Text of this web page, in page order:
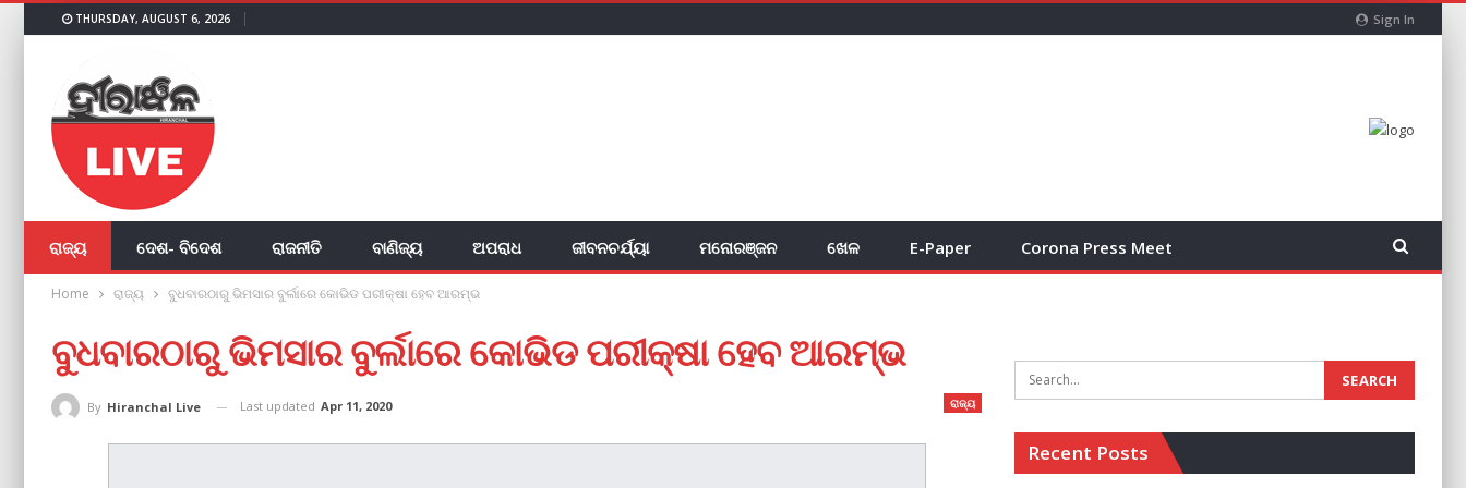
Sign In
THURSDAY, AUGUST 6, 2026
ରାଜ୍ୟ ଦେଶ- ବିଦେଶ ରାଜନୀତି ବାଣିଜ୍ୟ ଅପରାଧ ଜୀବନଚର୍ଯ୍ୟା ମନୋରଞ୍ଜନ ଖେଳ E-Paper Corona Press Meet
Home ରାଜ୍ୟ ବୁଧବାରଠାରୁ ଭିମସାର ବୁର୍ଲାରେ କୋଭିଡ ପରୀକ୍ଷା ହେବ ଆରମ୍ଭ
ବୁଧବାରଠାରୁ ଭିମସାର ବୁର୍ଲାରେ କୋଭିଡ ପରୀକ୍ଷା ହେବ ଆରମ୍ଭ
ରାଜ୍ୟ
By Hiranchal Live Last updated Apr 11, 2020
Recent Posts